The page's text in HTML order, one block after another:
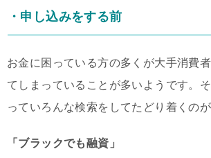
・申し込みをする前
お金に困っている方の多くが大手消費
てしまっていることが多いようです。
っていろんな検索をしてたどり着くのが
「ブラックでも融資」